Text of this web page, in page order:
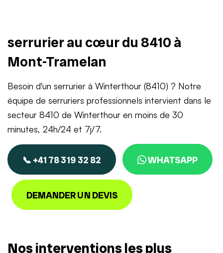
serrurier au cœur du 8410 à
Mont-Tramelan
Besoin d'un serrurier à Winterthour (8410) ? Notre
équipe de serruriers professionnels intervient dans le
secteur 8410 de Winterthour en moins de 30
minutes, 24h/24 et 7j/7.
📞 +41 78 319 32 82 WHATSAPP
DEMANDER UN DEVIS
Nos interventions les plus